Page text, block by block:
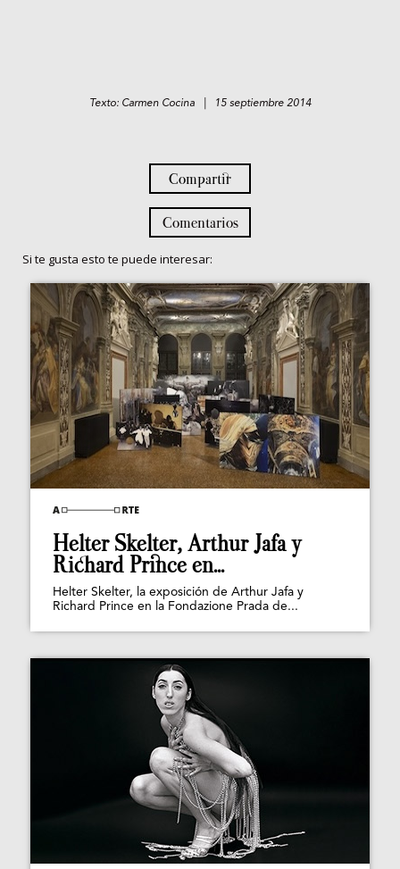
Texto: Carmen Cocina | 15 septiembre 2014
Compartir
Comentarios
Si te gusta esto te puede interesar:
Helter Skelter, Arthur Jafa y
Richard Prince en...
Helter Skelter, la exposición de Arthur Jafa y
Richard Prince en la Fondazione Prada de...